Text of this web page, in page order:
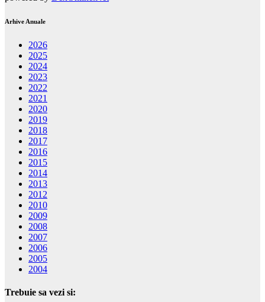
Arhive Anuale
2026
2025
2024
2023
2022
2021
2020
2019
2018
2017
2016
2015
2014
2013
2012
2010
2009
2008
2007
2006
2005
2004
Trebuie sa vezi si: